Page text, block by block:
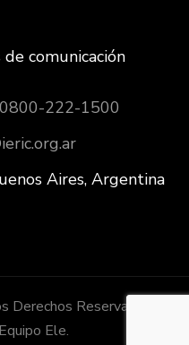
comunicación
222-1500
Aires, Argentina
Reservados.
Ele.